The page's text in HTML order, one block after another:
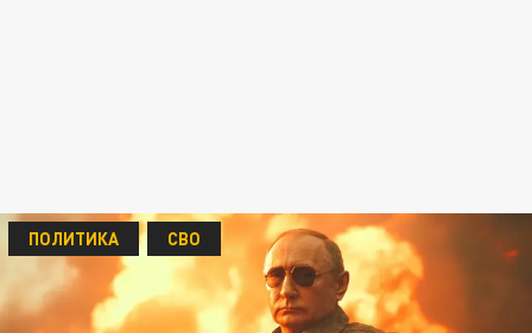
ПОЛИТИКА СВО